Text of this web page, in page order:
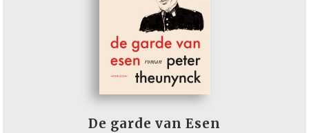
De garde van Esen